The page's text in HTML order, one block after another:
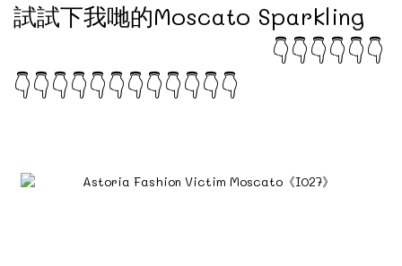
試試下我哋的Moscato Sparkling
👇👇👇👇👇👇
👇👇👇👇👇👇👇👇👇👇👇👇